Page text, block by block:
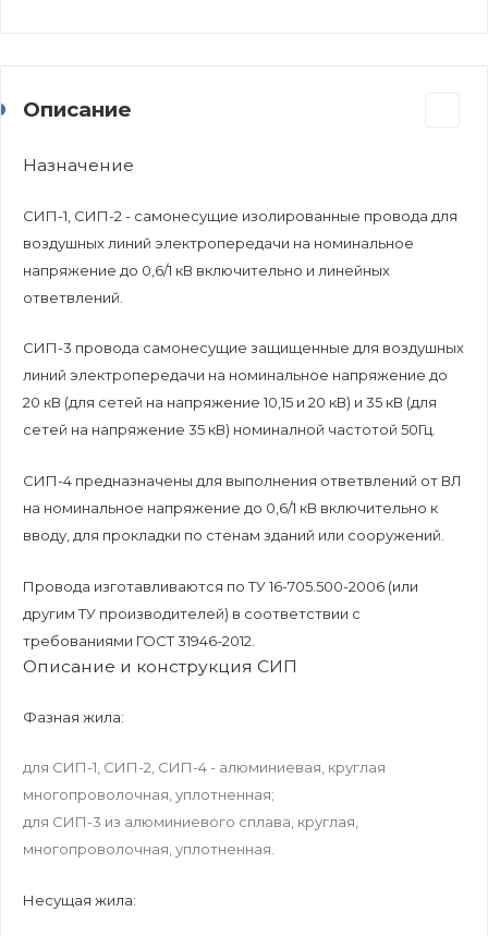
Описание
Назначение
СИП-1, СИП-2 - самонесущие изолированные провода для
воздушных линий электропередачи на номинальное
напряжение до 0,6/1 кВ включительно и линейных
ответвлений.
СИП-3 провода самонесущие защищенные для воздушных
линий электропередачи на номинальное напряжение до
20 кВ (для сетей на напряжение 10,15 и 20 кВ) и 35 кВ (для
сетей на напряжение 35 кВ) номиналной частотой 50Гц.
СИП-4 предназначены для выполнения ответвлений от ВЛ
на номинальное напряжение до 0,6/1 кВ включительно к
вводу, для прокладки по стенам зданий или сооружений.
Провода изготавливаются по ТУ 16-705.500-2006 (или
другим ТУ производителей) в соответствии с
требованиями ГОСТ 31946-2012.
Описание и конструкция СИП
Фазная жила:
для СИП-1, СИП-2, СИП-4 - алюминиевая, круглая
многопроволочная, уплотненная;
для СИП-3 из алюминиевого сплава, круглая,
многопроволочная, уплотненная.
Несущая жила: